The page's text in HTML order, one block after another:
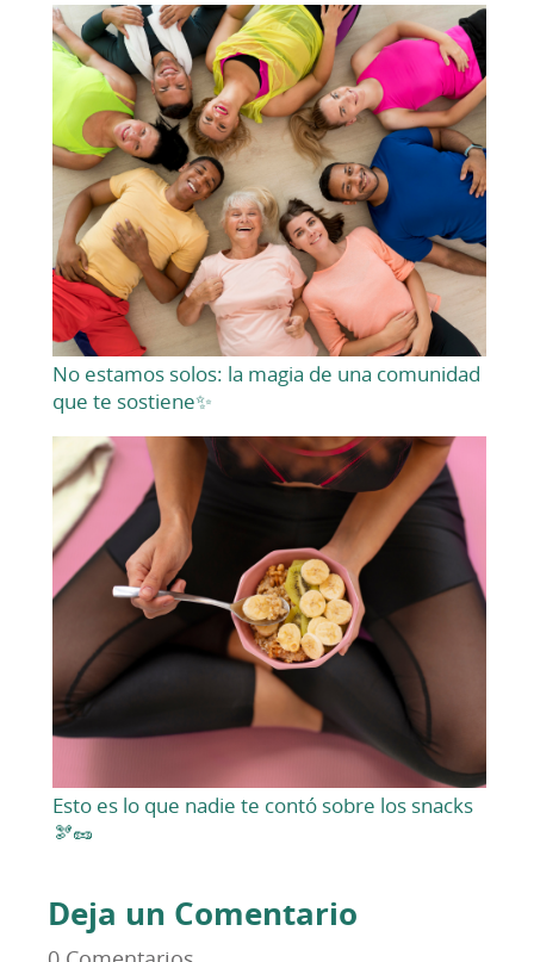
No estamos solos: la magia de una comunidad
que te sostiene✨
Esto es lo que nadie te contó sobre los snacks
🫘🥜
Deja un Comentario